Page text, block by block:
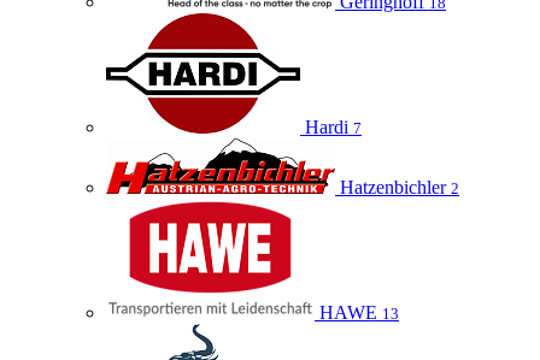
Hardi 7
Hatzenbichler 2
HAWE 13